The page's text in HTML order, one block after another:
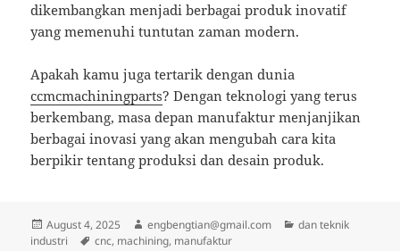
dikembangkan menjadi berbagai produk inovatif
yang memenuhi tuntutan zaman modern.
Apakah kamu juga tertarik dengan dunia
ccmcmachiningparts? Dengan teknologi yang terus
berkembang, masa depan manufaktur menjanjikan
berbagai inovasi yang akan mengubah cara kita
berpikir tentang produksi dan desain produk.
Posted
on
August 4, 2025 Author
engbengtian@gmail.com Categories
dan teknik
industri
Tags
cnc, machining, manufaktur